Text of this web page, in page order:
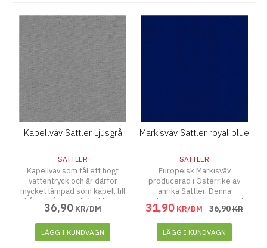
98
Kapellväv Sattler Ljusgrå
SATTLER
Kapellväv som tål ett högt
vattentryck och är därför
mycket lämpad som kapell till
båtar i våra nordiska klimat.
Vattenpelare 900 mm,
Ljushärdighet 7, UV tålighet 7,
Draghållfasthet: varp 145, väft
98
36,90 KR/DM
LÄGG I KUNDVAGN
Markisväv Sattler royal blue
SATTLER
Europeisk Markisväv
producerad i Österrike av
anrika Sattler. Denna
Markisväv är mycket tätvävd,
har upp till 50% bättre
smutsavvisning än markisväv
av akrylfiber och är PVC-fri.
31,90 KR/DM 36,90KR
LÄGG I KUNDVAGN